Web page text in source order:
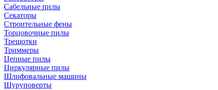
Сабельные пилы
Секаторы
Строительные фены
Торцовочные пилы
Трещотки
Триммеры
Цепные пилы
Циркулярные пилы
Шлифовальные машины
Шуруповерты